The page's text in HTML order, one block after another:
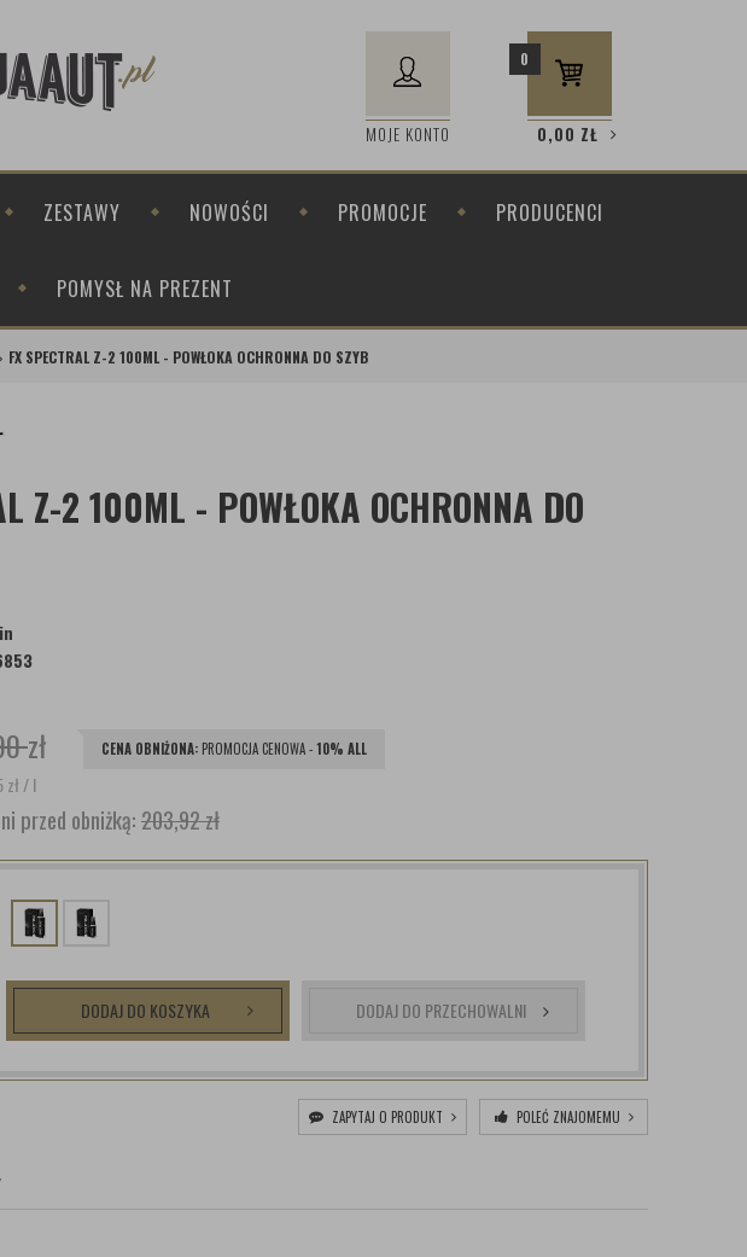
MOJE KONTO
0
0,00 ZŁ
ZESTAWY NOWOŚCI PROMOCJE PRODUCENCI
POMYSŁ NA PREZENT
FX SPECTRAL Z-2 100ML - POWŁOKA OCHRONNA DO SZYB
Z-2 100ML - POWŁOKA OCHRONNA DO
zł CENA OBNIŻONA: PROMOCJA CENOWA -10% ALL
zł/ l
przed obniżką:203,92 zł
DODAJ DO KOSZYKA DODAJ DO PRZECHOWALNI
ZAPYTAJ O PRODUKT POLEĆ ZNAJOMEMU